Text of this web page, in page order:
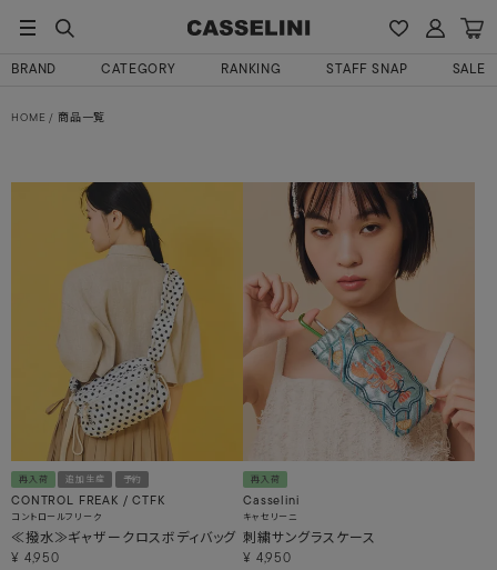
BRAND CATEGORY RANKING STAFF SNAP SALE
HOME 商品一覧
再入荷 追加生産 予約
CONTROL FREAK / CTFK
コントロールフリーク
≪撥水≫ギャザークロスボディバッグ
¥ 4,950
再入荷
Casselini
キャセリーニ
刺繍サングラスケース
¥ 4,950